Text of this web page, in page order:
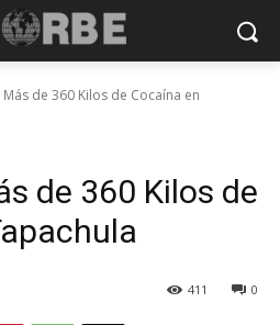
de 360 Kilos de Cocaína en
de 360 Kilos de
0
411